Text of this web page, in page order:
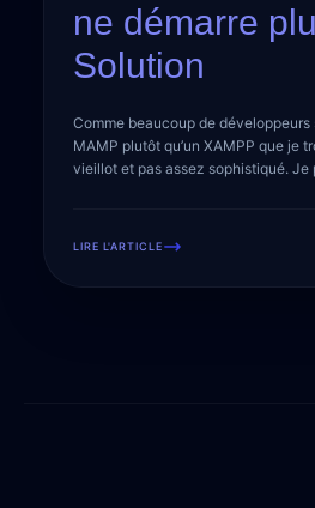
ne démarre
Solution
Comme beaucoup de développeurs
MAMP plutôt qu’un XAMPP que je
vieillot et pas assez sophistiqué. Je
LIRE L'ARTICLE